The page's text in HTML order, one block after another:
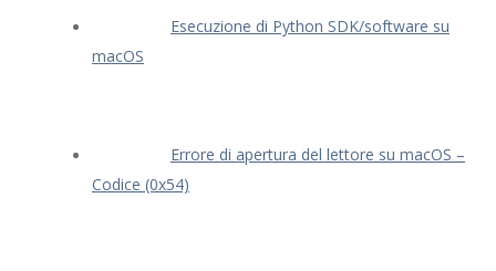
Esecuzione di Python SDK/software su
macOS
Errore di apertura del lettore su macOS –
Codice (0x54)